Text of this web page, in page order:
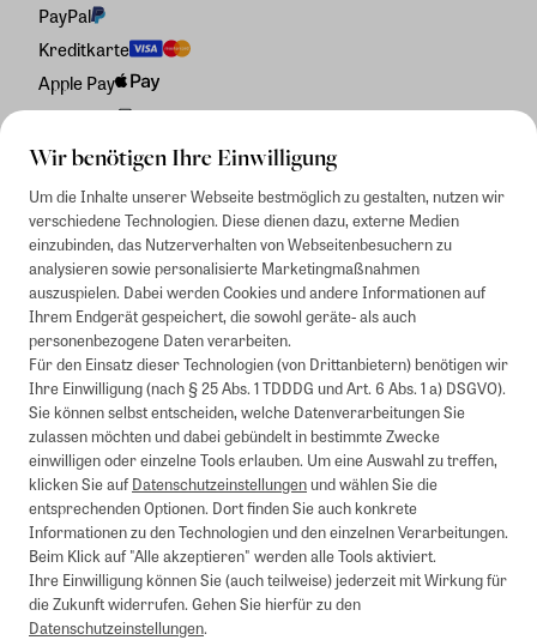
Wir benötigen Ihre Einwilligung
Um die Inhalte unserer Webseite bestmöglich zu gestalten, nutzen wir
verschiedene Technologien. Diese dienen dazu, externe Medien
einzubinden, das Nutzerverhalten von Webseitenbesuchern zu
analysieren sowie personalisierte Marketingmaßnahmen
auszuspielen. Dabei werden Cookies und andere Informationen auf
Ihrem Endgerät gespeichert, die sowohl geräte- als auch
personenbezogene Daten verarbeiten.
Für den Einsatz dieser Technologien (von Drittanbietern) benötigen wir
Ihre Einwilligung (nach § 25 Abs. 1 TDDDG und Art. 6 Abs. 1 a) DSGVO).
Sie können selbst entscheiden, welche Datenverarbeitungen Sie
zulassen möchten und dabei gebündelt in bestimmte Zwecke
einwilligen oder einzelne Tools erlauben. Um eine Auswahl zu treffen,
klicken Sie aufDatenschutzeinstellungenund wählen Sie die
entsprechenden Optionen. Dort finden Sie auch konkrete
Informationen zu den Technologien und den einzelnen Verarbeitungen.
Beim Klick auf "Alle akzeptieren" werden alle Tools aktiviert.
Ihre Einwilligung können Sie (auch teilweise) jederzeit mit Wirkung für
die Zukunft widerrufen. Gehen Sie hierfür zu den
Datenschutzeinstellungen.
PayPal
Kreditkarte
Apple Pay
Rechnung